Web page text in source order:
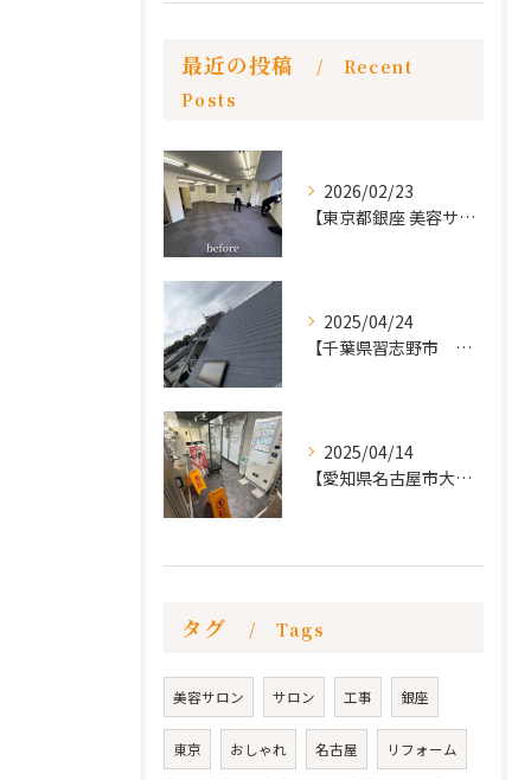
最近の投稿
Recent
Posts
2026/02/23
【東京都銀座 美容サロン店舗工事】
2025/04/24
【千葉県習志野市 戸建て 屋根の葺き替え工事】
2025/04/14
【愛知県名古屋市大須 カードショップ屋のリノベーション
タグ Tags
美容サロン サロン 工事 銀座
東京 おしゃれ 名古屋 リフォーム